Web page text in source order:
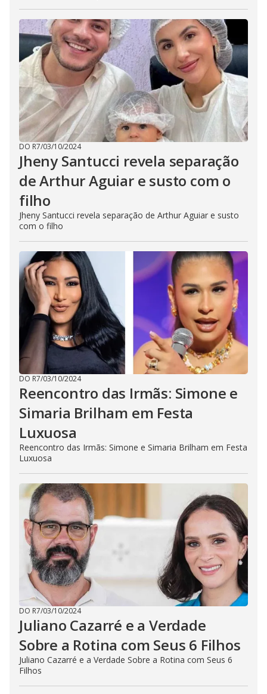
DO R7/03/10/2024
Jheny Santucci revela separação
de Arthur Aguiar e susto com o
filho
Jheny Santucci revela separação de Arthur Aguiar e susto
com o filho
DO R7/03/10/2024
Reencontro das Irmãs: Simone e
Simaria Brilham em Festa
Luxuosa
Reencontro das Irmãs: Simone e Simaria Brilham em Festa
Luxuosa
DO R7/03/10/2024
Juliano Cazarré e a Verdade
Sobre a Rotina com Seus 6 Filhos
Juliano Cazarré e a Verdade Sobre a Rotina com Seus 6
Filhos